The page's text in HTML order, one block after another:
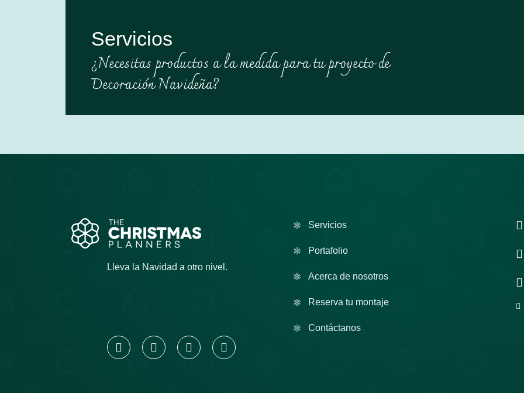
Servicios
¿Necesitas productos a la medida para tu proyecto de
Decoración Navideña?
Lleva la Navidad a otro nivel.
Servicios
Portafolio
Acerca de nosotros
Reserva tu montaje
Contáctanos